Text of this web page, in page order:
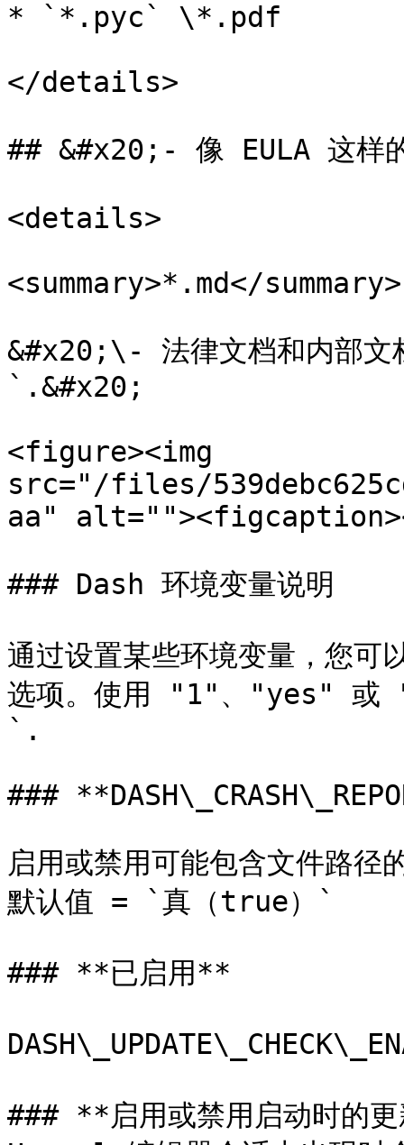
* `*.pyc` \*.pdf
</details>
## &#x20;- 像 EULA 这样
<details>
<summary>*.md</summary>
&#x20;\- 法律文档和内部文
`.&#x20;
<figure><img
src="/files/
aa"
### Dash 环境变量说明
通过设置某些环境变量，您
选项。使用 "1"、"yes"
`.
###
启用或禁用可能包含文件路
默认值 = `真（true）`
### **已启用**
### **启用或禁用启动时的